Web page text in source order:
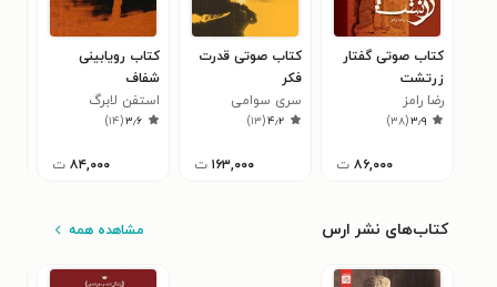
کتاب صوتی گفتار
زرتشت
رضا رامز
۳٫۹(۳۸)
۸۶,۰۰۰ ت
کتاب صوتی قدرت
فکر
سری سوامی
شیواناندا
۴٫۲(۱۳)
۱۶۳,۰۰۰ ت
کتاب رویابینی
شفاف
استفن لابرگ
۳٫۶(۱۴)
۸۴,۰۰۰ ت
کتاب‌های نشر ارس مشاهده همه